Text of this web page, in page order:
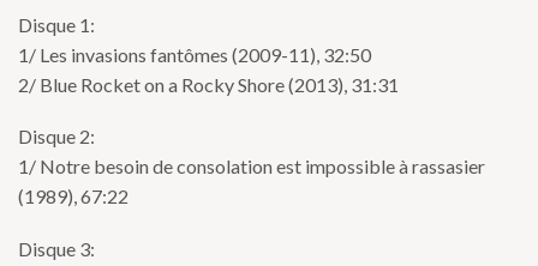
Disque 1:
1/ Les invasions fantômes (2009-11), 32:50
2/ Blue Rocket on a Rocky Shore (2013), 31:31
Disque 2:
1/ Notre besoin de consolation est impossible à rassasier
(1989), 67:22
Disque 3: